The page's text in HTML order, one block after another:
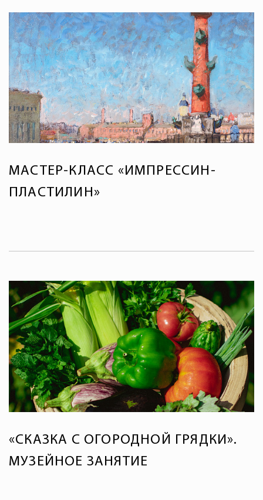
МАСТЕР-КЛАСС «ИМПРЕССИН-
ПЛАСТИЛИН»
«СКАЗКА С ОГОРОДНОЙ ГРЯДКИ».
МУЗЕЙНОЕ ЗАНЯТИЕ